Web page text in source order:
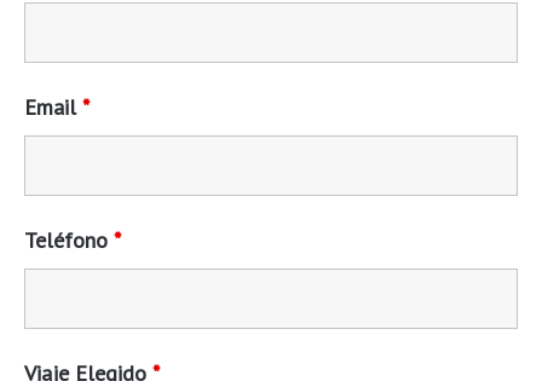
Email*
Teléfono *
Viaje Elegido *